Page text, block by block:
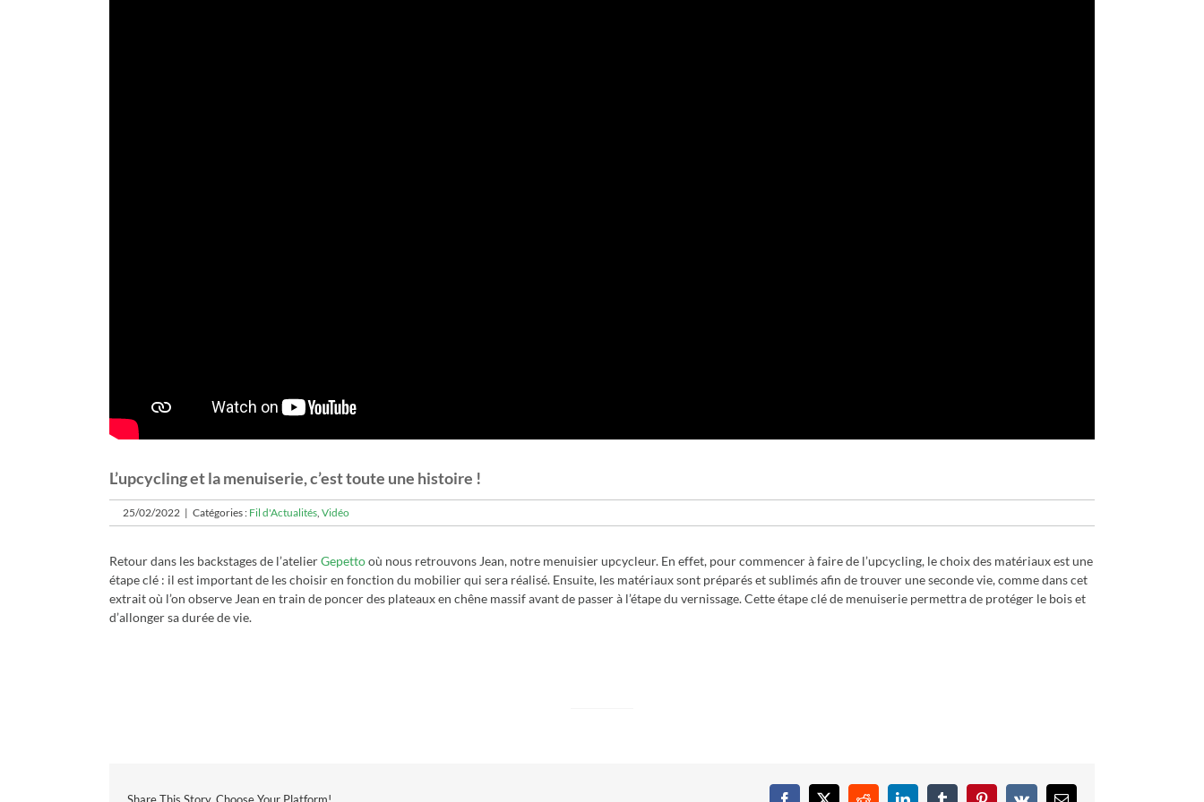
L’upcycling et la menuiserie, c’est toute une histoire !
25/02/2022 | Catégories : Fil d'Actualités Vidéo
Retour dans les backstages de l’atelierGepettooù nous retrouvons Jean, notre menuisier upcycleur. En effet, pour commencer à faire de l’upcycling, le choix des matériaux est une
étape clé : il est important de les choisir en fonction du mobilier qui sera réalisé. Ensuite, les matériaux sont préparés et sublimés afin de trouver une seconde vie, comme dans cet
extrait où l’on observe Jean en train de poncer des plateaux en chêne massif avant de passer à l’étape du vernissage. Cette étape clé de menuiserie permettra de protéger le bois et
d’allonger sa durée de vie.